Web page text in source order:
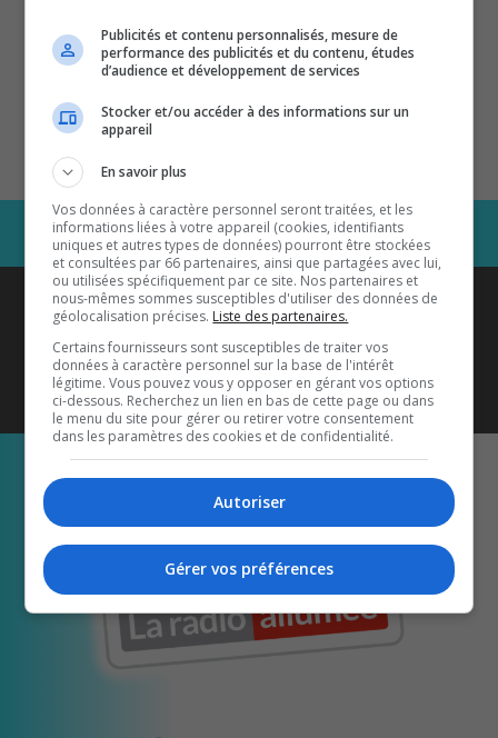
Coyote New Countryest diffusé
également sur1033 HD2
Écoutez-nous aussi sur…
Publicités et contenu personnalisés, mesure de
performance des publicités et du contenu, études
d’audience et développement de services
Stocker et/ou accéder à des informations sur un
appareil
En savoir plus
Vos données à caractère personnel seront traitées, et les
informations liées à votre appareil (cookies, identifiants
uniques et autres types de données) pourront être stockées
et consultées par 66 partenaires, ainsi que partagées avec lui,
ou utilisées spécifiquement par ce site. Nos partenaires et
nous-mêmes sommes susceptibles d'utiliser des données de
géolocalisation précises. Liste des partenaires.
Certains fournisseurs sont susceptibles de traiter vos
données à caractère personnel sur la base de l'intérêt
légitime. Vous pouvez vous y opposer en gérant vos options
ci-dessous. Recherchez un lien en bas de cette page ou dans
le menu du site pour gérer ou retirer votre consentement
dans les paramètres des cookies et de confidentialité.
Autoriser
Gérer vos préférences